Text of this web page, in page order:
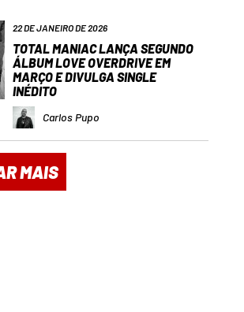
22 DE JANEIRO DE 2026
TOTAL MANIAC LANÇA SEGUNDO
ÁLBUM LOVE OVERDRIVE EM
MARÇO E DIVULGA SINGLE
INÉDITO
Carlos Pupo
MAIS